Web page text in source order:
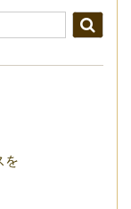
を